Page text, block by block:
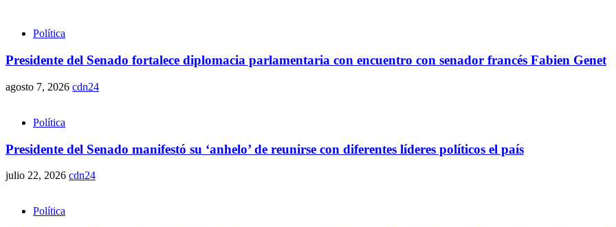
Política
Presidente del Senado fortalece diplomacia parlamentaria con encuentro con senador francés Fabien Genet
agosto 7, 2026 cdn24
Política
Presidente del Senado manifestó su ‘anhelo’ de reunirse con diferentes líderes políticos el país
julio 22, 2026 cdn24
Política